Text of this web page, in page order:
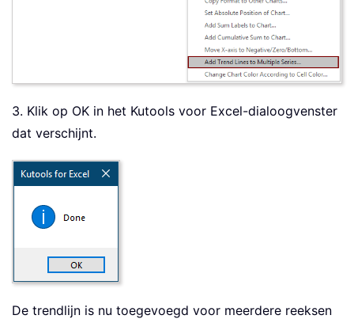
3. Klik op OK in het Kutools voor Excel-dialoogvenster
dat verschijnt.
De trendlijn is nu toegevoegd voor meerdere reeksen